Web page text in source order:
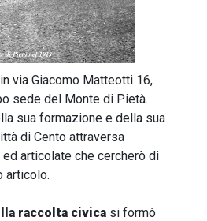
via Giacomo Matteotti 16,
sede del Monte di Pietà.
sua formazione e della sua
di Cento attraversa
articolate che cercherò di
articolo.
raccolta civica si formò